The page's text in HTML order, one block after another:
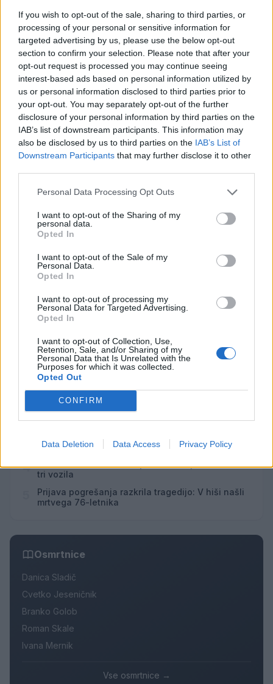
If you wish to opt-out of the sale, sharing to third parties, or
processing of your personal or sensitive information for
targeted advertising by us, please use the below opt-out
section to confirm your selection. Please note that after your
opt-out request is processed you may continue seeing
interest-based ads based on personal information utilized by
us or personal information disclosed to third parties prior to
your opt-out. You may separately opt-out of the further
disclosure of your personal information by third parties on the
IAB’s list of downstream participants. This information may
also be disclosed by us to third parties on the IAB’s List of
Downstream Participants that may further disclose it to other
Personal Data Processing Opt Outs
I want to opt-out of the Sharing of my
personal data.
Opted In
I want to opt-out of the Sale of my
Personal Data.
Opted In
I want to opt-out of processing my
Personal Data for Targeted Advertising.
Opted In
I want to opt-out of Collection, Use,
Retention, Sale, and/or Sharing of my
Personal Data that Is Unrelated with the
Purposes for which it was collected.
Opted Out
CONFIRM
Data Deletion Data Access Privacy Policy
Opozorilo:Po 297. členu Kazenskega zakonika je
posameznik kazensko odgovoren za javno spodbujanje
sovraštva, nasilja ali nestrpnosti. Komentarji z žaljivimi,
rasističnimi, diskriminatornimi ali nezakonitimi vsebinami
bodo odstranjeni.
Pravila komentiranja →
Failed to fetch
Prihajajoči dogodki
9
Odiseja
19:00
AVG Obišči Vilo Čira-Čara
AVG
9
Tačke na patrulji: Dino-film
16:00
AVG
10
Minute za šah z Nejcem
09:00
Vsi dogodki →
Najbolj brano
Pretep v gostinskem lokalu v Velenju: 46-letnik
moškega udaril s steklenico in ga zabodel
2
(VIDEO) "Mislil sem, da je konec": Lastnik
velenjske picerije o padcu s padalom na
Korošico po pristanku
4
tri vozila
Prijava pogrešanja razkrila tragedijo: V hiši našli
mrtvega 76-letnika
Osmrtnice
Danica Sladič
Cvetko Jeseničnik
Branko Golob
Roman Skale
Ivana Mernik
Vse osmrtnice →